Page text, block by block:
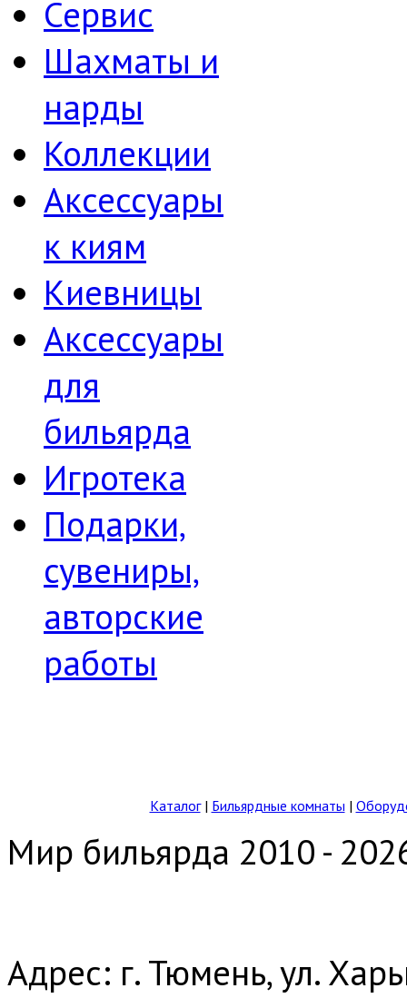
Сервис
Шахматы и
нарды
Коллекции
Аксессуары
к киям
Киевницы
Аксессуары
для
бильярда
Игротека
Подарки,
сувениры,
авторские
работы
Каталог| Бильярдные комнаты |
Мир бильярда 2010 -
Адрес: г. Тюмень, ул.